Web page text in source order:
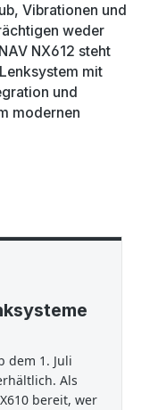
Vibrationen und
weder
NX612 steht
mit
und
modernen
dem 1. Juli
Als
bereit, wer